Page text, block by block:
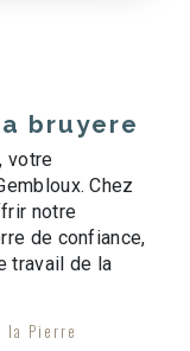
bruyere
votre
Chez
notre
de confiance,
travail de la
la Pierre